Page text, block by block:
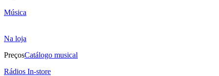
Música
Na loja
PreçosCatálogo musical
Rádios In-store